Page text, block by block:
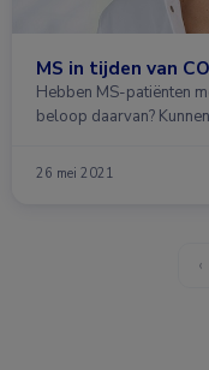
MS in tijden van
Hebben MS-patiënten
beloop daarvan?
26 mei 2021
‹